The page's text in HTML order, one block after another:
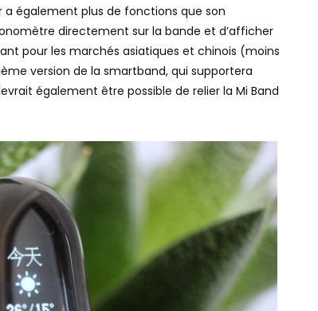
également plus de fonctions que son
directement sur la bande et d’afficher
pour les marchés asiatiques et chinois (moins
version de la smartband, qui supportera
également être possible de relier la Mi Band